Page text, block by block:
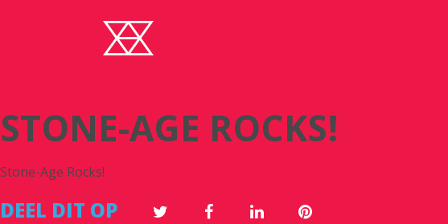
STONE-AGE ROCKS!
Stone-Age Rocks!
DEEL DIT OP